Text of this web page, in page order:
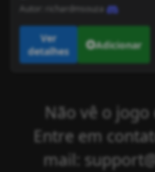
Autor: richardmsouza
Ver
detalhes
Adicionar
Não vê o jogo
Entre em
mail: